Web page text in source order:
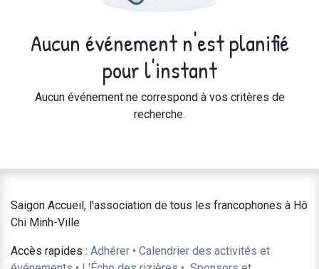
Aucun événement n'est planifié
pour l'instant
Aucun événement ne correspond à vos critères de
recherche.
Saigon Accueil, l'association de tous les francophones à Hô
Chi Minh-Ville
Accès rapides : Adhérer • Calendrier des activités et